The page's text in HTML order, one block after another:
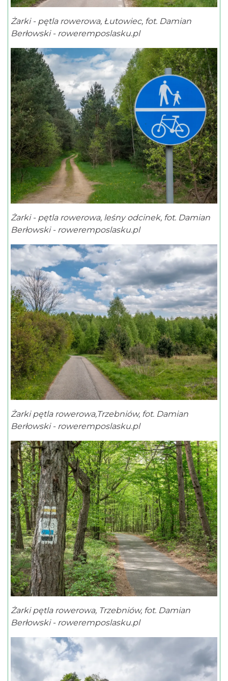
Żarki - pętla rowerowa, Łutowiec, fot. Damian
Berłowski - roweremposlasku.pl
Żarki - pętla rowerowa, leśny odcinek, fot. Damian
Berłowski - roweremposlasku.pl
Żarki pętla rowerowa,Trzebniów, fot. Damian
Berłowski - roweremposlasku.pl
Żarki pętla rowerowa, Trzebniów, fot. Damian
Berłowski - roweremposlasku.pl